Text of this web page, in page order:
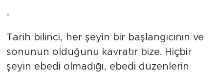
-
Tarih bilinci, her şeyin bir başlangıcının ve
sonunun olduğunu kavratır bize. Hiçbir
şeyin ebedi olmadığı, ebedi düzenlerin